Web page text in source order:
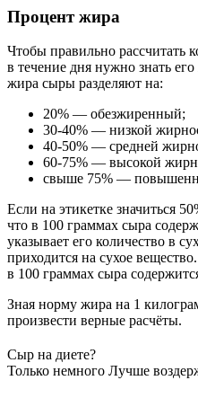
Процент жира
Чтобы правильно рассчитать
в течение дня нужно знать
жира сыры разделяют на:
20% — обезжиренный;
30-40% — низкой
40-50% — средней
60-75% — высокой
свыше 75% —
Если на этикетке значиться
что в 100 граммах сыра
указывает его количество в
приходится на сухое
в 100 граммах сыра
Зная норму жира на 1
произвести верные расчёты.
Сыр на диете?
Только немного Лучше